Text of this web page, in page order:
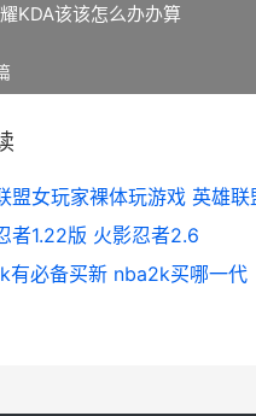
KDA该该怎么办办算
者1.22版 火影忍者2.6
有必备买新 nba2k买哪一代